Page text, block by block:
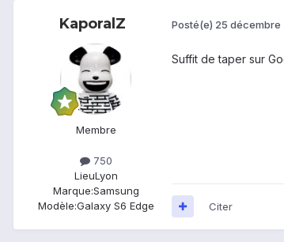
KaporalZ
Membre
750
LieuLyon
Marque:Samsung
Modèle:Galaxy S6 Edge
Posté(e) 25 décembre
Suffit de taper sur
Citer